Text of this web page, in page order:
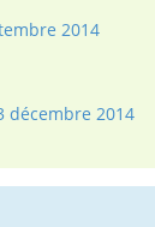
2014
décembre 2014